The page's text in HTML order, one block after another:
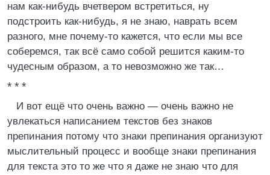
нам как-нибудь вчетвером встретиться, ну
подстроить как-нибудь, я не знаю, наврать всем
разного, мне почему-то кажется, что если мы все
соберемся, так всё само собой решится каким-то
чудесным образом, а то невозможно же так…
* * *
И вот ещё что очень важно — очень важно не
увлекаться написанием текстов без знаков
препинания потому что знаки препинания организуют
мыслительный процесс и вообще знаки препинания
для текста это то же что я даже не знаю что для